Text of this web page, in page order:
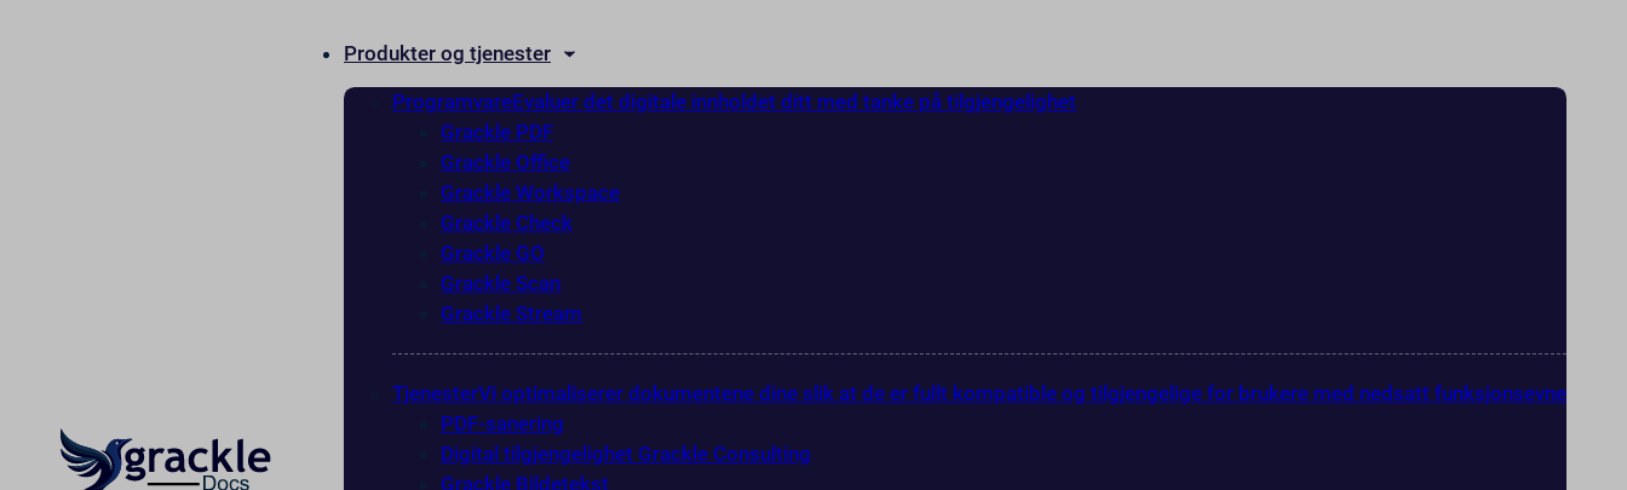
Produkter og tjenester
ProgramvareEvaluer det digitale innholdet ditt med tanke på tilgjengelighet
Grackle PDF
Grackle Office
Grackle Workspace
Grackle Check
Grackle GO
Grackle Scan
Grackle Stream
TjenesterVi optimaliserer dokumentene dine slik at de er fullt kompatible og tilgjengelige for brukere med nedsatt funksjonsevne
PDF-sanering
Digital tilgjengelighet Grackle Consulting
Grackle Bildetekst